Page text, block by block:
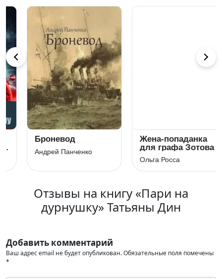
Броневод
Андрей Панченко
Жена-попаданка
для графа Зотова
Ольга Росса
Отзывы на книгу «Пари на
дурнушку» Татьяны Дин
Добавить комментарий
Ваш адрес email не будет опубликован.Обязательные поля помечены
*